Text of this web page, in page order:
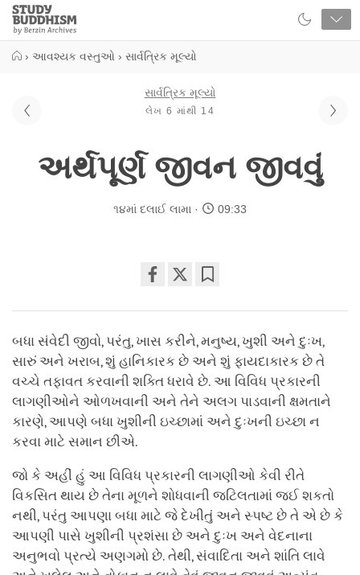
Close
Study
Buddhism
› આવશ્યક વસ્તુઓ › સાર્વત્રિક મૂલ્યો
સાર્વત્રિક મૂલ્યો
લેખ 6 માંથી 14
અર્થપૂર્ણ જીવન જીવવું
૧૪માં દલાઈ લામા 09:33
on
facebook
બધા સંવેદી જીવો, પરંતુ, ખાસ કરીને, મનુષ્ય, ખુશી અને દુઃખ,
સારું અને ખરાબ, શું હાનિકારક છે અને શું ફાયદાકારક છે તે
વચ્ચે તફાવત કરવાની શક્તિ ધરાવે છે. આ વિવિધ પ્રકારની
લાગણીઓને ઓળખવાની અને તેને અલગ પાડવાની ક્ષમતાને
કારણે, આપણે બધા ખુશીની ઇચ્છામાં અને દુઃખની ઇચ્છા ન
કરવા માટે સમાન છીએ.
જો કે અહીં હું આ વિવિધ પ્રકારની લાગણીઓ કેવી રીતે
વિકસિત થાય છે તેના મૂળને શોધવાની જટિલતામાં જઈ શકતો
નથી, પરંતુ આપણા બધા માટે જે દેખીતું અને સ્પષ્ટ છે તે એ છે કે
આપણી પાસે ખુશીની પ્રશંસા છે અને દુઃખ અને વેદનાના
અનુભવો પ્રત્યે અણગમો છે. તેથી, સંવાદિતા અને શાંતિ લાવે